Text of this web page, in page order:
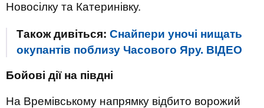
Новосілку та Катеринівку.
Також дивіться: Снайпери уночі нищать
окупантів поблизу Часового Яру. ВIДЕО
Бойові дії на півдні
На Времівському напрямку відбито ворожий